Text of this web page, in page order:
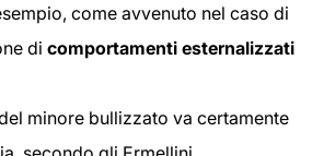
come avvenuto nel caso di
di comportamenti esternalizzati
minore bullizzato va certamente